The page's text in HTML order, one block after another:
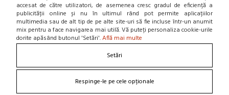
accesat de către utilizatori, de asemenea cresc gradul de eficiență a
publicității online și nu în ultimul rând pot permite aplicațiilor
multimedia sau de alt tip de pe alte site-uri să fie incluse într-un anumit
mix pentru a face navigarea mai utilă. Vă puteți personaliza cookie-urile
dorite apăsând butonul 'Setări'.Află mai multe
Setări
Respinge-le pe cele opționale
Home
Locatie punct de lucru
Departamente
NOU! BLOG
Suna la 0766 182 324, 0766 182 326